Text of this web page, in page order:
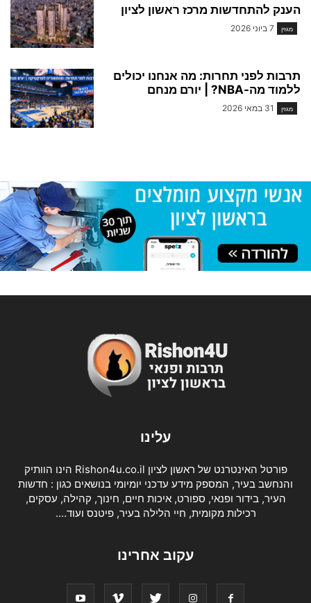
הענק להתחדשות מרכז ראשון לציון
מגזין 7 ביוני 2026
תרבות לפני תחרות: מה אנחנו יכולים
ללמוד מה-NBA? | יורם מנחם
מגזין 31 במאי 2026
עלינו
פורטל האינטרנט של ראשון לציון Rishon4u.co.il הינו הוותיק
והנחשב בעיר, המספק מידע עדכני יומיומי בנושאים כגון : חדשות
העיר, בידור ופנאי, ספורט, איכות חיים, חינוך, קהילה, עסקים,
רכילות מקומית, חיי הלילה בעיר, פיטנס ועוד….
עקוב אחרינו